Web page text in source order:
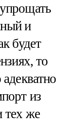
и
будет
то
из
тех же